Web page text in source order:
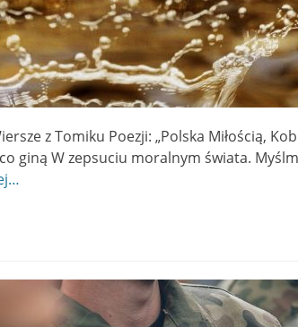
z Tomiku Poezji: „Polska Miłością,
W zepsuciu moralnym świata.